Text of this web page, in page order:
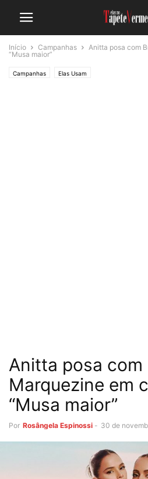
Início Campanhas
Anitta posa com
“Musa maior”
Campanhas Elas Usam
Anitta posa com
Marquezine em
“Musa maior”
Por Rosângela Espinossi - 30 de